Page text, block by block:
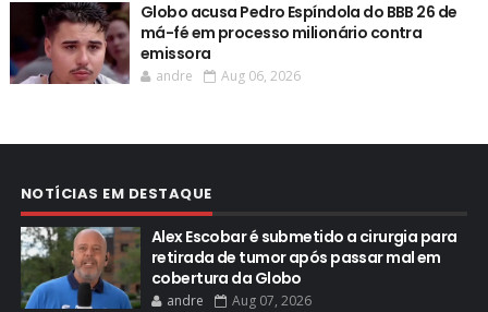
Globo acusa Pedro Espíndola do BBB 26 de
má-fé em processo milionário contra
emissora
andre Aug 06, 2026
NOTÍCIAS EM DESTAQUE
Alex Escobar é submetido a cirurgia para
retirada de tumor após passar mal em
cobertura da Globo
andre Aug 07, 2026